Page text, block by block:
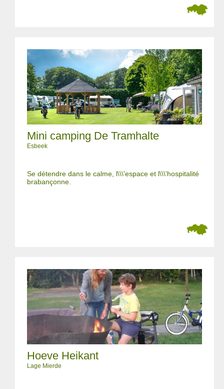
Mini camping De Tramhalte
Esbeek
Se détendre dans le calme, l\\\'espace et l\\\'hospitalité
brabançonne.
Hoeve Heikant
Lage Mierde